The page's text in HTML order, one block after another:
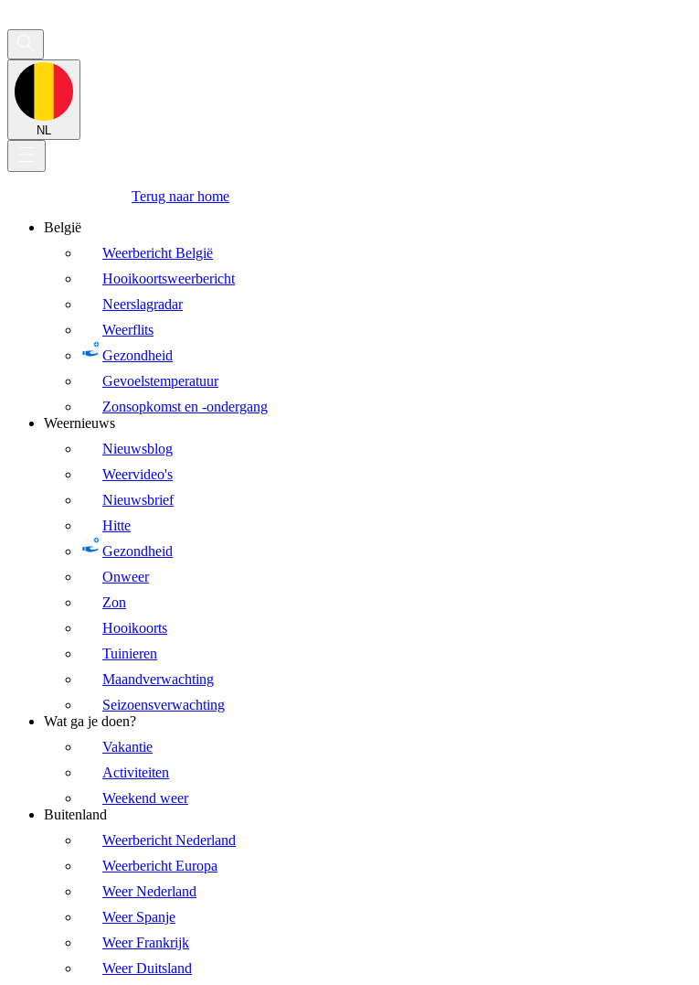
NL
Terug naar home
België
Weerbericht België
Hooikoortsweerbericht
Neerslagradar
Weerflits
Gezondheid
Gevoelstemperatuur
Zonsopkomst en -ondergang
Weernieuws
Nieuwsblog
Weervideo's
Nieuwsbrief
Hitte
Gezondheid
Onweer
Zon
Hooikoorts
Tuinieren
Maandverwachting
Seizoensverwachting
Wat ga je doen?
Vakantie
Activiteiten
Weekend weer
Buitenland
Weerbericht Nederland
Weerbericht Europa
Weer Nederland
Weer Spanje
Weer Frankrijk
Weer Duitsland